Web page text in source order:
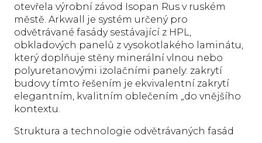
otevřela výrobní závod Isopan Rus v ruském
městě. Arkwall je systém určený pro
odvětrávané fasády sestávající z HPL,
obkladových panelů z vysokotlakého laminátu,
který doplňuje stěny minerální vlnou nebo
polyuretanovými izolačními panely: zakrytí
budovy tímto řešením je ekvivalentní zakrytí
elegantním, kvalitním oblečením „do vnějšího
kontextu.
Struktura a technologie odvětrávaných fasád